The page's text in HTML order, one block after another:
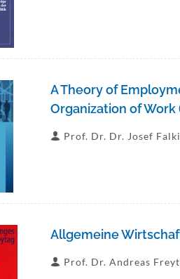
A Theory of
Organization of
Prof. Dr. Dr. Josef
Allgemeine
Prof. Dr. Andreas